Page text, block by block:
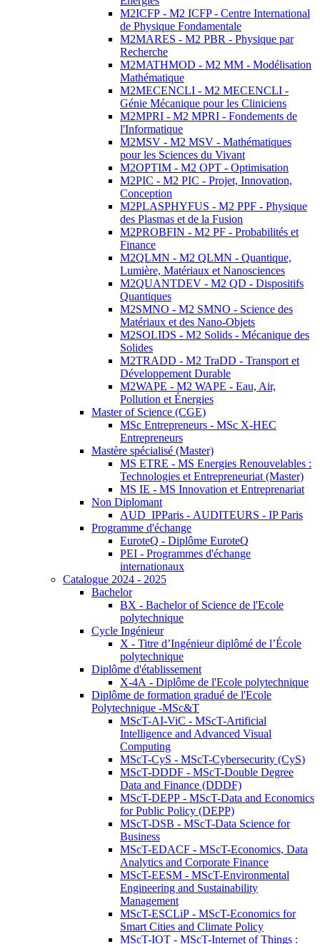
M2ICFP - M2 ICFP - Centre International
de Physique Fondamentale
M2MARES - M2 PBR - Physique par
Recherche
M2MATHMOD - M2 MM - Modélisation
Mathématique
M2MECENCLI - M2 MECENCLI -
Génie Mécanique pour les Cliniciens
M2MPRI - M2 MPRI - Fondements de
l'Informatique
M2MSV - M2 MSV - Mathématiques
pour les Sciences du Vivant
M2OPTIM - M2 OPT - Optimisation
M2PIC - M2 PIC - Projet, Innovation,
Conception
M2PLASPHYFUS - M2 PPF - Physique
des Plasmas et de la Fusion
M2PROBFIN - M2 PF - Probabilités et
Finance
M2QLMN - M2 QLMN - Quantique,
Lumière, Matériaux et Nanosciences
M2QUANTDEV - M2 QD - Dispositifs
Quantiques
M2SMNO - M2 SMNO - Science des
Matériaux et des Nano-Objets
M2SOLIDS - M2 Solids - Mécanique des
Solides
M2TRADD - M2 TraDD - Transport et
Développement Durable
M2WAPE - M2 WAPE - Eau, Air,
Pollution et Énergies
Master of Science (CGE)
MSc Entrepreneurs - MSc X-HEC
Entrepreneurs
Mastère spécialisé (Master)
MS ETRE - MS Energies Renouvelables :
Technologies et Entrepreneuriat (Master)
MS IE - MS Innovation et Entreprenariat
Non Diplomant
AUD_IPParis - AUDITEURS - IP Paris
Programme d'échange
EuroteQ - Diplôme EuroteQ
PEI - Programmes d'échange
internationaux
Catalogue 2024 - 2025
Bachelor
BX - Bachelor of Science de l'Ecole
polytechnique
Cycle Ingénieur
X - Titre d’Ingénieur diplômé de l’École
polytechnique
Diplôme d'établissement
X-4A - Diplôme de l'Ecole polytechnique
Diplôme de formation gradué de l'Ecole
Polytechnique -MSc&T
MScT-AI-ViC - MScT-Artificial
Intelligence and Advanced Visual
Computing
MScT-CyS - MScT-Cybersecurity (CyS)
MScT-DDDF - MScT-Double Degree
Data and Finance (DDDF)
MScT-DEPP - MScT-Data and Economics
for Public Policy (DEPP)
MScT-DSB - MScT-Data Science for
Business
MScT-EDACF - MScT-Economics, Data
Analytics and Corporate Finance
MScT-EESM - MScT-Environmental
Engineering and Sustainability
Management
MScT-ESCLiP - MScT-Economics for
Smart Cities and Climate Policy
MScT-IOT - MScT-Internet of Things :